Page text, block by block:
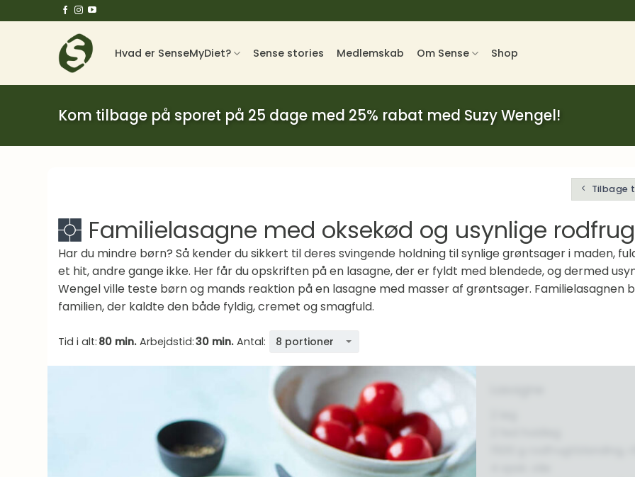
til
Hvad er SenseMyDiet? Sense stories Medlemskab Om Sense Shop
Kom tilbage på sporet på 25 dage med 25% rabat med Suzy Wengel!
Tilbage
Familielasagne med oksekød og usynlige
Har du mindre børn? Så kender du sikkert til deres svingende holdning til synlige grøntsager i maden,
et hit, andre gange ikke. Her får du opskriften på en lasagne, der er fyldt med blendede, og dermed
Wengel ville teste børn og mands reaktion på en lasagne med masser af grøntsager. Familielasagnen
familien, der kaldte den både fyldig, cremet og smagfuld.
Tid i alt: 80 min. Arbejdstid:30 min. Antal: 8 portioner